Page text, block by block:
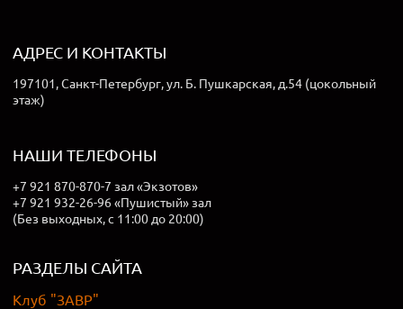
АДРЕС И КОНТАКТЫ
197101, Санкт-Петербург, ул. Б. Пушкарская, д.54 (цокольный
этаж)
НАШИ ТЕЛЕФОНЫ
+7 921 870-870-7 зал «Экзотов»
+7 921 932-26-96 «Пушистый» зал
(Без выходных, с 11:00 до 20:00)
РАЗДЕЛЫ САЙТА
Клуб "ЗАВР"